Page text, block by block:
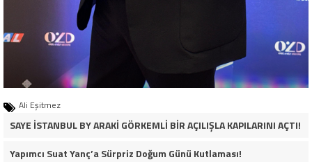
Ali Eşitmez
SAYE İSTANBUL BY ARAKİ GÖRKEMLİ BİR AÇILIŞLA KAPILARINI AÇTI!
Yapımcı Suat Yanç’a Sürpriz Doğum Günü Kutlaması!